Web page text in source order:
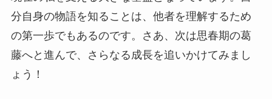
分自身の物語を知ることは、他者を理解するため
の第一歩でもあるのです。さあ、次は思春期の葛
藤へと進んで、さらなる成長を追いかけてみまし
ょう！